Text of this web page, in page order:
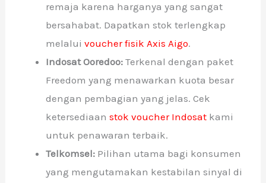
remaja karena harganya yang sangat
bersahabat. Dapatkan stok terlengkap
melaluivoucher fisik Axis Aigo.
Indosat Ooredoo: Terkenal dengan paket
Freedom yang menawarkan kuota besar
dengan pembagian yang jelas. Cek
ketersediaanstok voucher Indosat kami
untuk penawaran terbaik.
Telkomsel: Pilihan utama bagi konsumen
yang mengutamakan kestabilan sinyal di